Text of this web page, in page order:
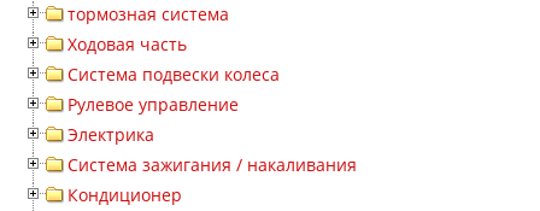
тормозная система
Ходовая часть
Система подвески колеса
Рулевое управление
Электрика
Система зажигания / накаливания
Кондиционер